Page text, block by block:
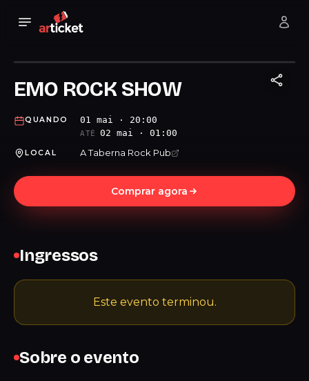
EMO ROCK SHOW
QUANDO 01 mai · 20:00
ATÉ 02 mai · 01:00
LOCAL A Taberna Rock Pub
Comprar agora
Sobre o evento
Ingressos
Este evento terminou.